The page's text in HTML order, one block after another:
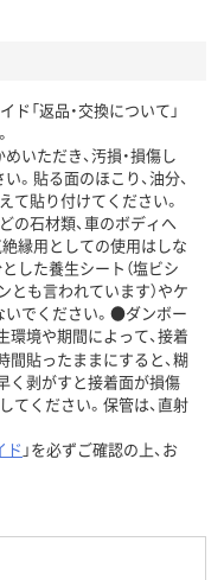
ド「返品・交換について」
いただき、汚損・損傷し
。貼る面のほこり、油分、
て貼り付けてください。
の石材類、車のボディへ
縁用としての使用はしな
した養生シート（塩ビシ
とも言われています）やケ
でください。●ダンボー
環境や期間によって、接着
間貼ったままにすると、糊
く剥がすと接着面が損傷
てください。保管は、直射
ド 」を必ずご確認の上、お